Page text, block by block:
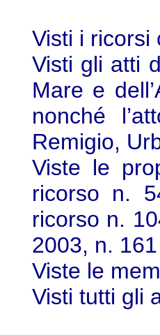
Visti i ricorsi
Visti gli atti
Mare e
nonché
Remigio,
Viste le
ricorso n.
ricorso n.
2003, n.
Viste le
Visti tutti gli